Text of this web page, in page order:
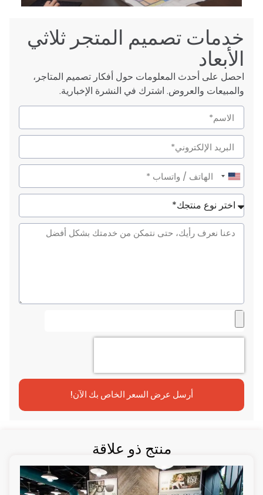
خدمات تصميم المتجر ثلاثي
الأبعاد
احصل على أحدث المعلومات حول أفكار تصميم المتاجر،
والمبيعات والعروض. اشترك في النشرة الإخبارية.
United
States
+1
أرسل عرض السعر الخاص بك الآن!
منتج ذو علاقة